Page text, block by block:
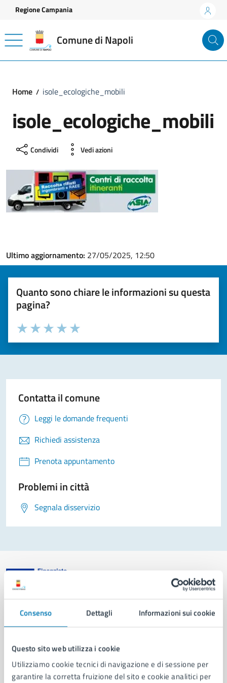
Consenso Dettagli Informazioni sui cookie
Questo sito web utilizza i cookie
Utilizziamo cookie tecnici di navigazione e di sessione per
garantire la corretta fruizione del sito e cookie analitici per
Vai ai contenuti
Vai al footer
Regione Campania
Comune di Napoli
Home isole_ecologiche_mobili
isole_ecologiche_mobili
Condividi Vedi azioni
Ultimo aggiornamento: 27/05/2025, 12:50
Quanto sono chiare le informazioni su questa
pagina?
Valuta la chiarezza delle informazioni (da 1 a 5 stelle)
Seleziona il numero di stelle per valutare la chiarezza delle
Valuta 5 stelle su 5
Valuta 4 stelle su 5
Valuta 3 stelle su 5
Valuta 2 stelle su 5
Valuta 1 stelle su 5
Contatta il comune
Leggi le domande frequenti
Richiedi assistenza
Prenota appuntamento
Problemi in città
Segnala disservizio
Comune di Napoli
Aree amministrative
Organi di governo
Municipalità